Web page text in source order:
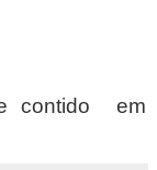
contido em